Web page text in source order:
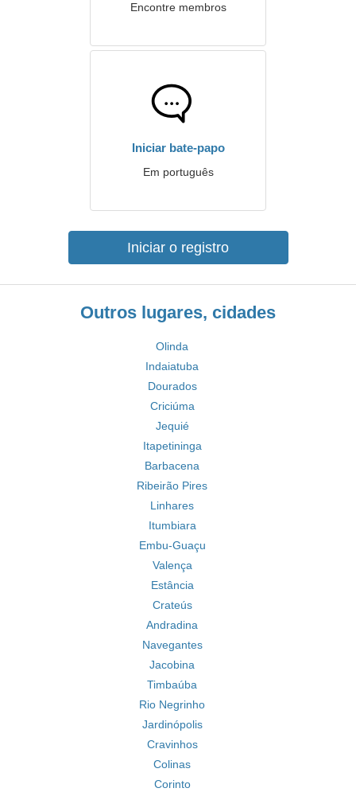
Encontre membros
Iniciar bate-papo
Em português
Iniciar o registro
Outros lugares, cidades
Olinda
Indaiatuba
Dourados
Criciúma
Jequié
Itapetininga
Barbacena
Ribeirão Pires
Linhares
Itumbiara
Embu-Guaçu
Valença
Estância
Crateús
Andradina
Navegantes
Jacobina
Timbaúba
Rio Negrinho
Jardinópolis
Cravinhos
Colinas
Corinto